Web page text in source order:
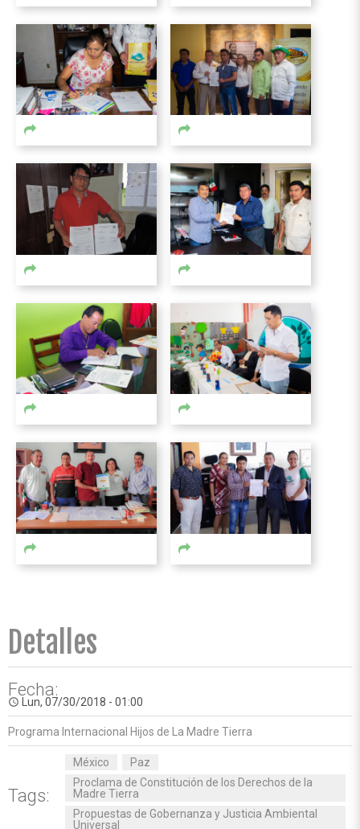
Detalles
Fecha:
access_time Lun, 07/30/2018 - 01:00
Programa Internacional Hijos de La Madre Tierra
Tags:
México
Paz
Proclama de Constitución de los Derechos de la
Madre Tierra
Propuestas de Gobernanza y Justicia Ambiental
Universal